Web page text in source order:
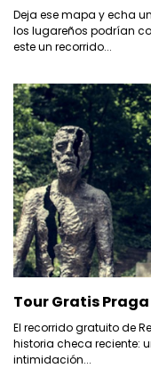
Deja ese mapa y echa
los lugareños podrían
este un recorrido...
Tour Gratis Praga
El recorrido gratuito de
historia checa reciente:
intimidación...